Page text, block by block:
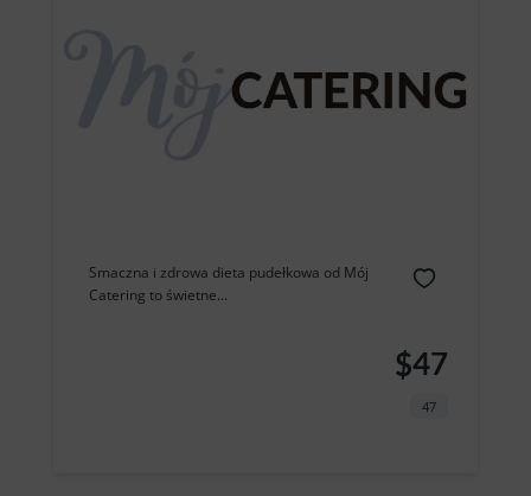
Smaczna i zdrowa dieta pudełkowa od Mój
Catering to świetne...
$47
47